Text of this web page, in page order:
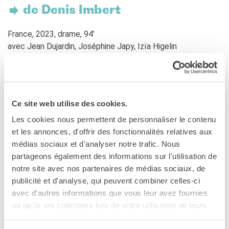
Ce site web utilise des cookies.
Les cookies nous permettent de personnaliser le contenu
et les annonces, d'offrir des fonctionnalités relatives aux
médias sociaux et d'analyser notre trafic. Nous
partageons également des informations sur l'utilisation de
notre site avec nos partenaires de médias sociaux, de
publicité et d'analyse, qui peuvent combiner celles-ci
avec d'autres informations que vous leur avez fournies
ou qu'ils ont collectées lors de votre utilisation de leurs
Francia
Studiare in Francia
PARTENARIATI
Affittare i nostri spazi
CHI SIAMO
IF Italia
Come raggiungerci
L'équipe
Certificazione di qualità
La Carte Institut français
Lavora con noi
Istituzioni francesi
CERCA
de Denis Imbert
France, 2023, drame, 94’
avec Jean Dujardin, Joséphine Japy, Izïa Higelin
FILM EN V.O. AVEC SOUS-TITRES EN ITALIEN
de plusieurs étages. Cet accident le plonge dans un coma
profond. Sur son lit d’hôpital, revenu à la vie, il se fait la
promesse de traverser la France à pied du Mercantour au
Cotentin. Un voyage unique et hors du temps à la
rencontre de l’hyper-ruralité, de la beauté de la France et
de la renaissance de soi.
Sotto i fumi dell’alcool, Pierre, scrittore esploratore, cade
da un piano alto e finisce in coma profondo. Sul letto